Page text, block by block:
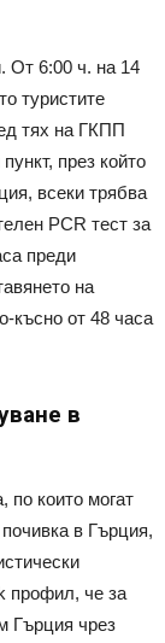
От 6:00 ч. на 14
туристите
тях на ГКПП
през който
всеки трябва
PCR тест за
преди
на
късно от 48 часа
в
по които могат
в Гърция,
профил, че за
Гърция чрез